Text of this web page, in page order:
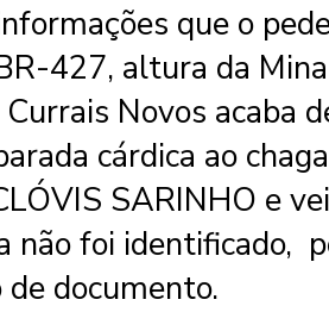
que o
427, altura da
Novos acaba
cárdica ao
SARINHO e
não foi identificado,
documento.